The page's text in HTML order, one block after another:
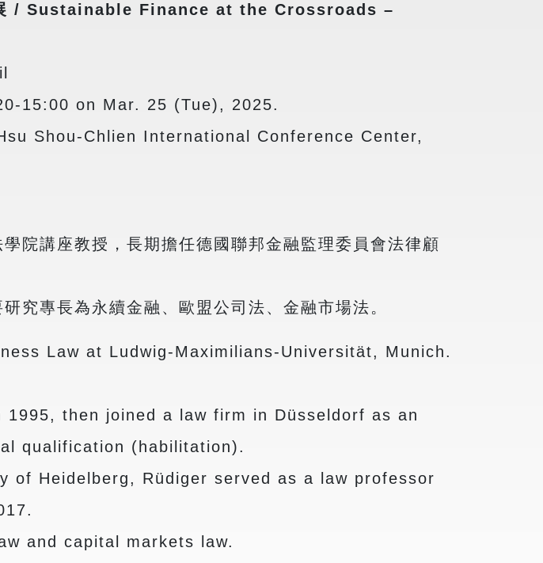
展 / Sustainable Finance at the Crossroads –
15:00 on Mar. 25 (Tue), 2025.
Shou-Chlien International Conference Center,
院講座教授，長期擔任德國聯邦金融監理委員會法律顧
究專長為永續金融、歐盟公司法、金融市場法。
Law at Ludwig-Maximilians-Universität, Munich.
then joined a law firm in Düsseldorf as an
qualification (habilitation).
of Heidelberg, Rüdiger served as a law professor
and capital markets law.